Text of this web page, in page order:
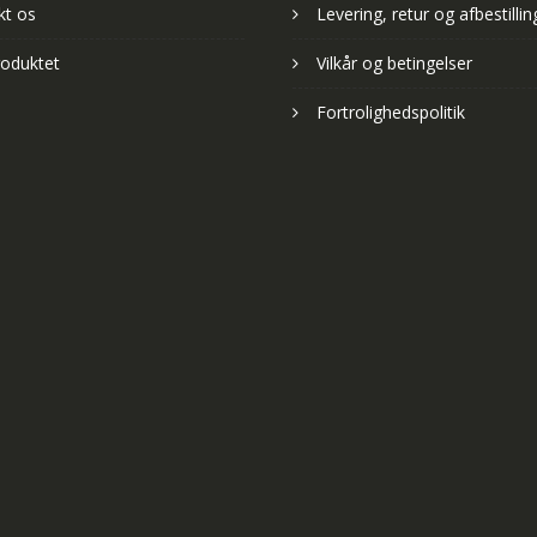
os Levering, retur og
Vilkår og betingelser
Fortrolighedspolitik